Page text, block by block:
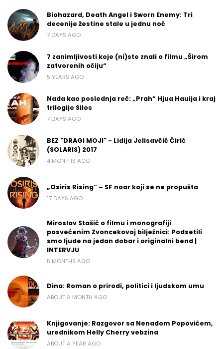
Biohazard, Death Angel i Sworn Enemy: Tri
decenije žestine stale u jednu noć
7 DAYS AGO
7 zanimljivosti koje (ni)ste znali o filmu „Širom
zatvorenih očiju“
5 YEARS AGO
Nada kao poslednja reč: „Prah“ Hjua Hauija i kraj
trilogije Silos
7 DAYS AGO
BEZ "DRAGI MOJI" - Lidija Jelisavčić Ćirić
(SOLARIS) 2017
4 MONTHS AGO
„Osiris Rising“ – SF noar koji se ne propušta
17 DAYS AGO
Miroslav Stašić o filmu i monografiji
posvećenim Zvoncekovoj bilježnici: Podsetili
smo ljude na jedan dobar i originalni bend |
INTERVJU
5 MONTHS AGO
Dina: Roman o prirodi, politici i ljudskom umu
ABOUT A MONTH AGO
Knjigovanje: Razgovor sa Nenadom Popovićem,
urednikom Helly Cherry vebzina
ABOUT A YEAR AGO